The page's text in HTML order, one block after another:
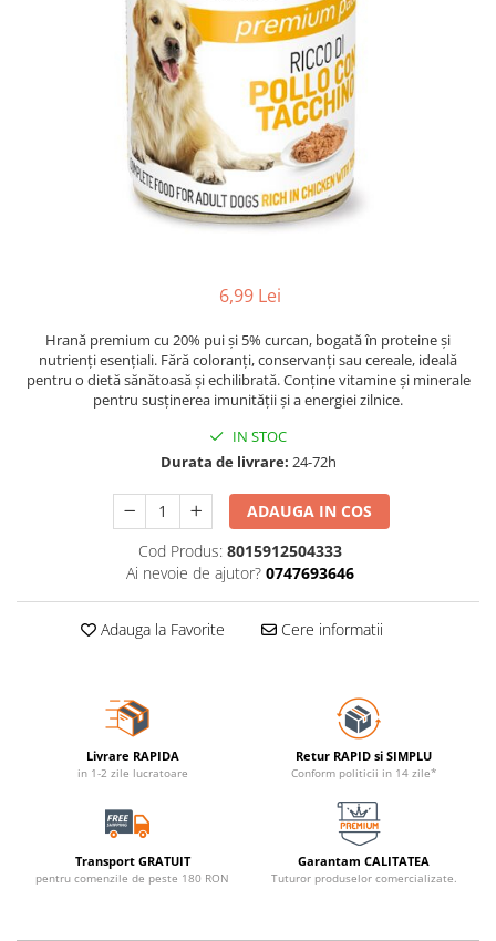
6,99 Lei
Hrană premium cu 20% pui și 5% curcan, bogată în proteine și
nutrienți esențiali. Fără coloranți, conservanți sau cereale, ideală
pentru o dietă sănătoasă și echilibrată. Conține vitamine și minerale
pentru susținerea imunității și a energiei zilnice.
IN STOC
Durata de livrare: 24-72h
ADAUGA IN COS
Cod Produs: 8015912504333
Ai nevoie de ajutor? 0747693646
Adauga la Favorite Cere informatii
Livrare RAPIDA
in 1-2 zile lucratoare
Retur RAPID si SIMPLU
Conform politicii in 14 zile*
Transport GRATUIT
pentru comenzile de peste 180 RON
Garantam CALITATEA
Tuturor produselor comercializate.